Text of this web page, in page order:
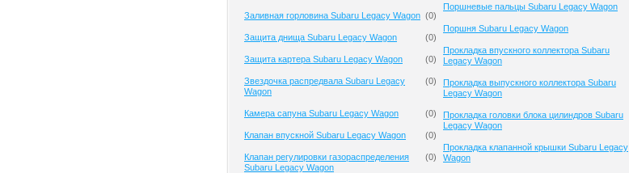
Заливная горловина Subaru Legacy Wagon (0)
Защита днища Subaru Legacy Wagon (0)
Защита картера Subaru Legacy Wagon (0)
Звездочка распредвала Subaru Legacy
Wagon
(0)
Камера сапуна Subaru Legacy Wagon (0)
Клапан впускной Subaru Legacy Wagon (0)
Клапан регулировки газораспределения
Subaru Legacy Wagon
(0)
Поршневые пальцы Subaru Legacy Wagon
Поршня Subaru Legacy Wagon
Прокладка впускного коллектора Subaru
Legacy Wagon
Прокладка выпускного коллектора Subaru
Legacy Wagon
Прокладка головки блока цилиндров Subaru
Legacy Wagon
Прокладка клапанной крышки Subaru Legacy
Wagon